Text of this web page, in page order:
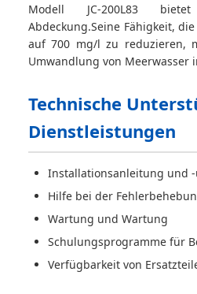
Modell JC-200L83
Abdeckung.Seine Fähigkeit,
auf 700 mg/l zu reduzieren,
Umwandlung von Meerwasser
Technische
Dienstleistungen
Installationsanleitung und
Hilfe bei der
Wartung und Wartung
Schulungsprogramme für
Verfügbarkeit von